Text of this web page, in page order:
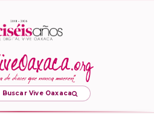
Buscar Vive Oaxaca